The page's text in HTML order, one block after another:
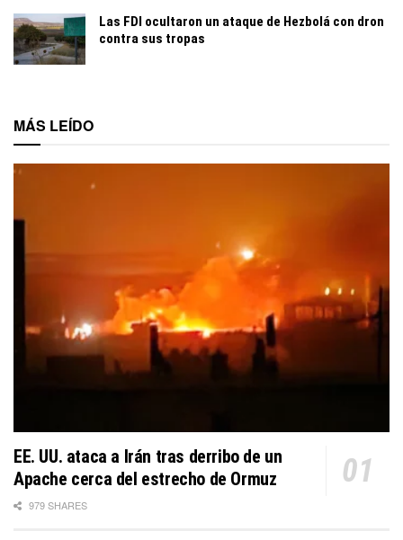
Las FDI ocultaron un ataque de Hezbolá con dron
contra sus tropas
MÁS LEÍDO
EE. UU. ataca a Irán tras derribo de un
Apache cerca del estrecho de Ormuz
979 SHARES